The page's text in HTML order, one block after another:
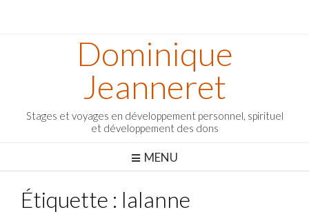
Dominique
Jeanneret
Stages et voyages en développement personnel, spirituel
et développement des dons
MENU
Étiquette : lalanne